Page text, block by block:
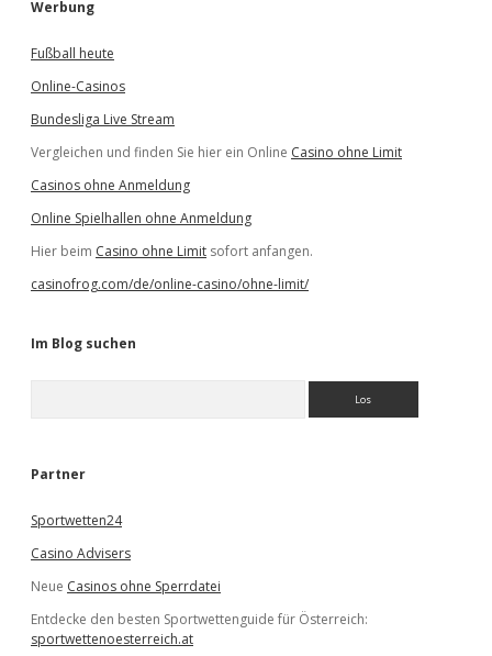
Werbung
Fußball heute
Online-Casinos
Bundesliga Live Stream
Vergleichen und finden Sie hier ein Online Casino ohne Limit
Casinos ohne Anmeldung
Online Spielhallen ohne Anmeldung
Hier beim Casino ohne Limit sofort anfangen.
casinofrog.com/de/online-casino/ohne-limit/
Im Blog suchen
e
Partner
Sportwetten24
Casino Advisers
Neue Casinos ohne Sperrdatei
Entdecke den besten Sportwettenguide für Österreich:
sportwettenoesterreich.at